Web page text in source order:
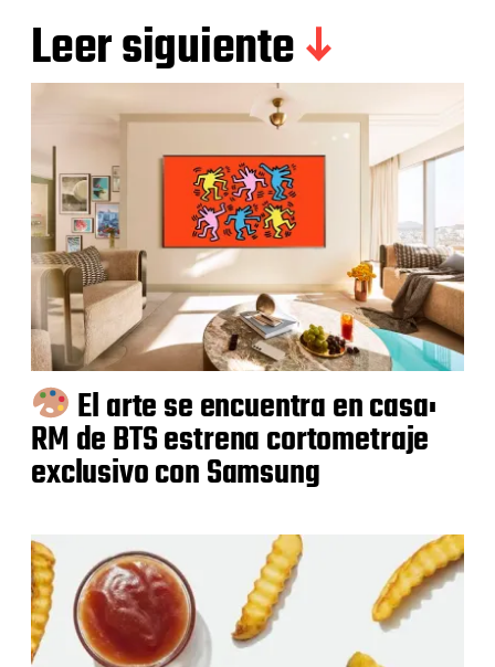
Leer siguiente
El arte se encuentra en casa:
RM de BTS estrena cortometraje
exclusivo con Samsung